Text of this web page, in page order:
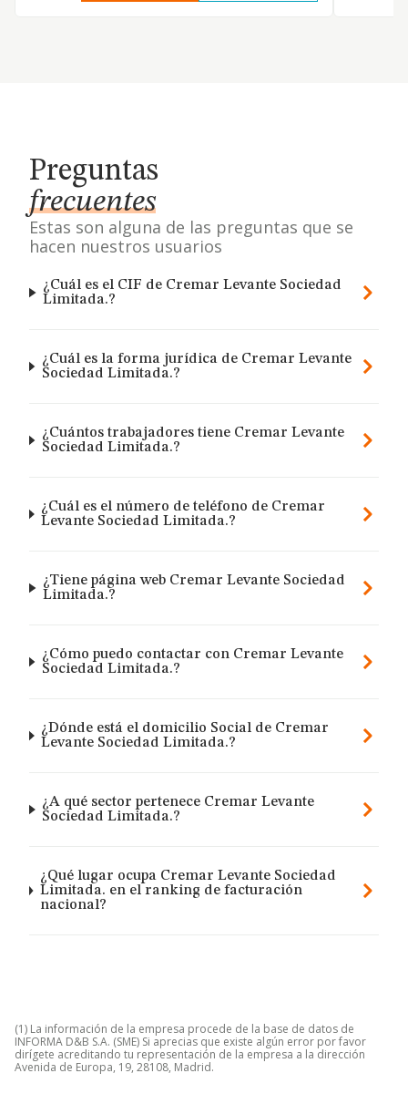
Preguntas
frecuentes
Estas son alguna de las preguntas que se
hacen nuestros usuarios
¿Cuál es el CIF de Cremar Levante Sociedad
Limitada.?
¿Cuál es la forma jurídica de Cremar Levante
Sociedad Limitada.?
¿Cuántos trabajadores tiene Cremar Levante
Sociedad Limitada.?
¿Cuál es el número de teléfono de Cremar
Levante Sociedad Limitada.?
¿Tiene página web Cremar Levante Sociedad
Limitada.?
¿Cómo puedo contactar con Cremar Levante
Sociedad Limitada.?
¿Dónde está el domicilio Social de Cremar
Levante Sociedad Limitada.?
¿A qué sector pertenece Cremar Levante
Sociedad Limitada.?
¿Qué lugar ocupa Cremar Levante Sociedad
Limitada. en el ranking de facturación
nacional?
(1) La información de la empresa procede de la base de datos de
INFORMA D&B S.A. (SME) Si aprecias que existe algún error por favor
dirígete acreditando tu representación de la empresa a la dirección
Avenida de Europa, 19, 28108, Madrid.